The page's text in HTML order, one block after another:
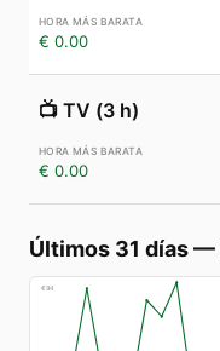
€ 0.00
📺 TV (3 h)
€ 0.00
Últimos 31 días—
€94